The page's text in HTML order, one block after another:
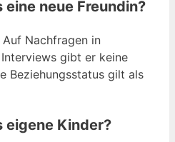
neue Freundin?
Nachfragen in
gibt er keine
Beziehungsstatus gilt als
eigene Kinder?